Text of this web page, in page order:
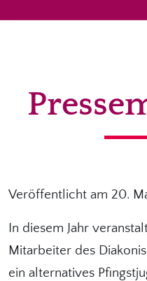
Veröffentlicht am 20.
In diesem Jahr
Mitarbeiter des
ein alternatives